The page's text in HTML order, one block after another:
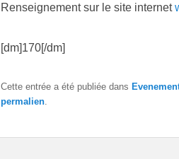
Renseignement sur le site internet
[dm]170[/dm]
Cette entrée a été publiée dans
permalien